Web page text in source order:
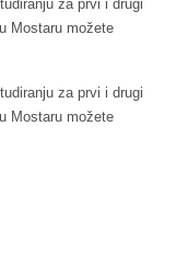
za prvi i drugi
Mostaru možete
za prvi i drugi
Mostaru možete